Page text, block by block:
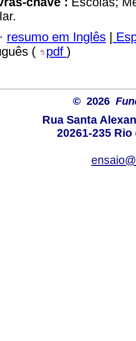
· resumo em Inglês |
(
pdf )
© 2026
Rua Santa
20261-235